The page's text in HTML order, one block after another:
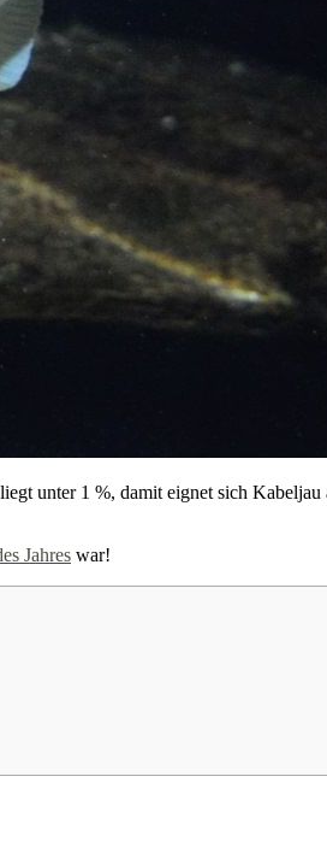
unter 1 %, damit eignet sich
Jahres war!